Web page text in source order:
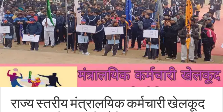
राज्य स्तरीय मंत्रालयिक कर्मचारी खेलकूद